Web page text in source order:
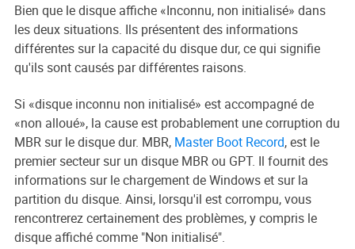
Bien que le disque affiche «Inconnu, non initialisé» dans
les deux situations. Ils présentent des informations
différentes sur la capacité du disque dur, ce qui signifie
qu'ils sont causés par différentes raisons.
Si «disque inconnu non initialisé» est accompagné de
«non alloué», la cause est probablement une corruption du
MBR sur le disque dur. MBR, Master Boot Record, est le
premier secteur sur un disque MBR ou GPT. Il fournit des
informations sur le chargement de Windows et sur la
partition du disque. Ainsi, lorsqu'il est corrompu, vous
rencontrerez certainement des problèmes, y compris le
disque affiché comme "Non initialisé".